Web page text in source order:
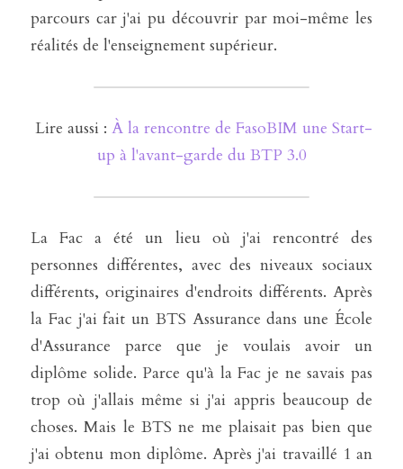
parcours car j'ai pu découvrir par moi-même les
réalités de l'enseignement supérieur.
Lire aussi : À la rencontre de FasoBIM une Start-
up à l'avant-garde du BTP 3.0
La Fac a été un lieu où j'ai rencontré des
personnes différentes, avec des niveaux sociaux
différents, originaires d'endroits différents. Après
la Fac j'ai fait un BTS Assurance dans une École
d'Assurance parce que je voulais avoir un
diplôme solide. Parce qu'à la Fac je ne savais pas
trop où j'allais même si j'ai appris beaucoup de
choses. Mais le BTS ne me plaisait pas bien que
j'ai obtenu mon diplôme. Après j'ai travaillé 1 an